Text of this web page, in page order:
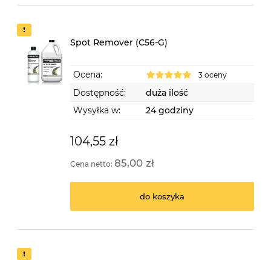
Spot Remover (C56-G)
Ocena: 3 oceny
Dostępność:
duża ilość
Wysyłka w:
24 godziny
104,55 zł
Cena netto:85,00 zł
do koszyka